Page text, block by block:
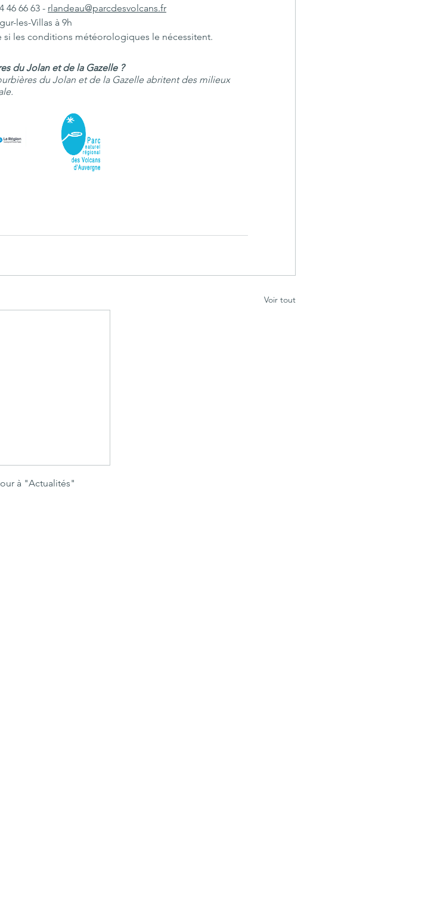
46 66 63 - rlandeau@parcdesvolcans.fr
les-Villas à 9h
les conditions météorologiques le nécessitent.
du Jolan et de la Gazelle ?
du Jolan et de la Gazelle abritent des milieux
Voir tout
à "Actualités"